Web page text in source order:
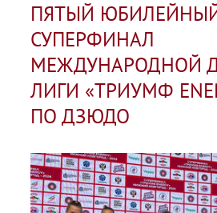
ПЯТЫЙ
СУПЕРФИНАЛ
МЕЖДУНАРОДНОЙ
ЛИГИ «ТРИУМФ
ПО ДЗЮДО